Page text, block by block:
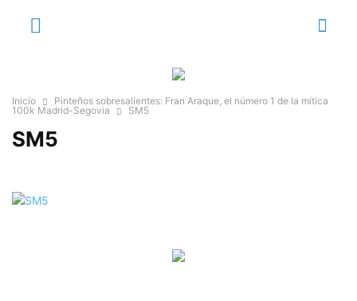
Inicio
Pinteños sobresalientes: Fran Araque, el número 1 de la mítica
100k Madrid-Segovia
SM5
SM5